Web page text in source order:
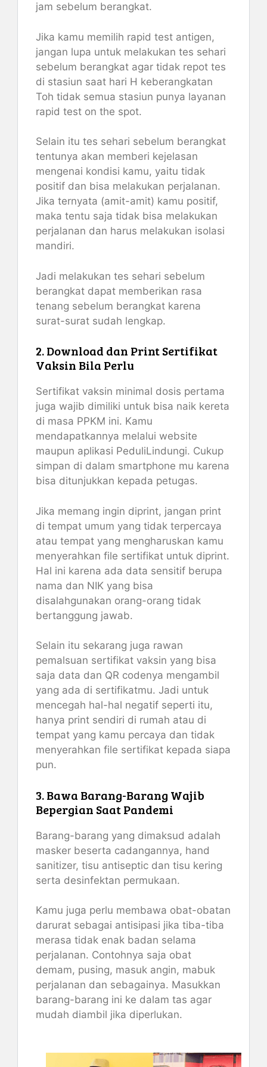
jam sebelum berangkat.
Jika kamu memilih rapid test antigen,
jangan lupa untuk melakukan tes sehari
sebelum berangkat agar tidak repot tes
di stasiun saat hari H keberangkatan
Toh tidak semua stasiun punya layanan
rapid test on the spot.
Selain itu tes sehari sebelum berangkat
tentunya akan memberi kejelasan
mengenai kondisi kamu, yaitu tidak
positif dan bisa melakukan perjalanan.
Jika ternyata (amit-amit) kamu positif,
maka tentu saja tidak bisa melakukan
perjalanan dan harus melakukan isolasi
mandiri.
Jadi melakukan tes sehari sebelum
berangkat dapat memberikan rasa
tenang sebelum berangkat karena
surat-surat sudah lengkap.
2. Download dan Print Sertifikat
Vaksin Bila Perlu
Sertifikat vaksin minimal dosis pertama
juga wajib dimiliki untuk bisa naik kereta
di masa PPKM ini. Kamu
mendapatkannya melalui website
maupun aplikasi PeduliLindungi. Cukup
simpan di dalam smartphone mu karena
bisa ditunjukkan kepada petugas.
Jika memang ingin diprint, jangan print
di tempat umum yang tidak terpercaya
atau tempat yang mengharuskan kamu
menyerahkan file sertifikat untuk diprint.
Hal ini karena ada data sensitif berupa
nama dan NIK yang bisa
disalahgunakan orang-orang tidak
bertanggung jawab.
Selain itu sekarang juga rawan
pemalsuan sertifikat vaksin yang bisa
saja data dan QR codenya mengambil
yang ada di sertifikatmu. Jadi untuk
mencegah hal-hal negatif seperti itu,
hanya print sendiri di rumah atau di
tempat yang kamu percaya dan tidak
menyerahkan file sertifikat kepada siapa
pun.
3. Bawa Barang-Barang Wajib
Bepergian Saat Pandemi
Barang-barang yang dimaksud adalah
masker beserta cadangannya, hand
sanitizer, tisu antiseptic dan tisu kering
serta desinfektan permukaan.
Kamu juga perlu membawa obat-obatan
darurat sebagai antisipasi jika tiba-tiba
merasa tidak enak badan selama
perjalanan. Contohnya saja obat
demam, pusing, masuk angin, mabuk
perjalanan dan sebagainya. Masukkan
barang-barang ini ke dalam tas agar
mudah diambil jika diperlukan.